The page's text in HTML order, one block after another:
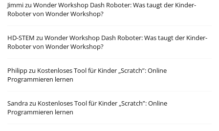
Jimmizu Wonder Workshop Dash Roboter: Was taugt der Kinder-
Roboter von Wonder Workshop?
HD-STEM zu Wonder Workshop Dash Roboter: Was taugt der Kinder-
Roboter von Wonder Workshop?
Philippzu Kostenloses Tool für Kinder „Scratch”: Online
Programmieren lernen
Sandrazu Kostenloses Tool für Kinder „Scratch”: Online
Programmieren lernen